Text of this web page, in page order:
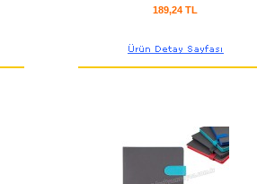
189,24 TL